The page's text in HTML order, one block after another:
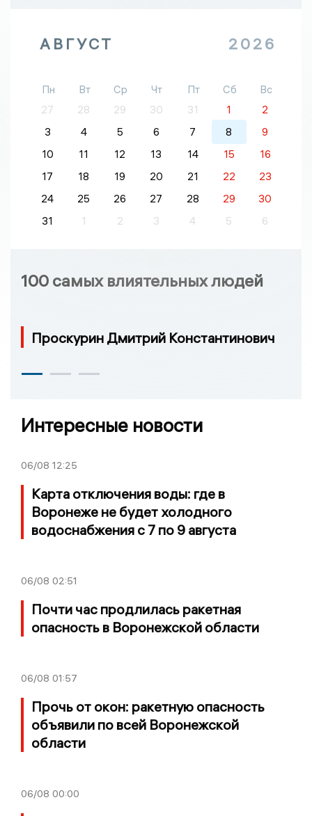
АВГУСТ 2026
Пн Вт Ср Чт Пт Сб
Вс
27
28 29 30 31 1
2
3
4 5 6 7 8
9
10
11 12 13 14 15
16
17
18 19 20 21 22
23
24
25 26 27 28 29
30
31
1 2 3 4 5 6
100 самых влиятельных людей
Проскурин Дмитрий Константинович
Интересные новости
06/08 12:25
Карта отключения воды: где в
Воронеже не будет холодного
водоснабжения с 7 по 9 августа
06/08 02:51
Почти час продлилась ракетная
опасность в Воронежской области
06/08 01:57
Прочь от окон: ракетную опасность
объявили по всей Воронежской
области
06/08 00:00